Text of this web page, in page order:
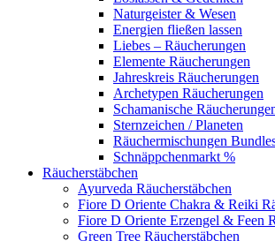
Naturgeister & Wesen
Energien fließen lassen
Liebes – Räucherungen
Elemente Räucherungen
Jahreskreis Räucherungen
Archetypen Räucherungen
Schamanische
Sternzeichen / Planeten
Räuchermischungen
Schnäppchenmarkt %
Räucherstäbchen
Ayurveda Räucherstäbchen
Fiore D Oriente Chakra & Reiki
Fiore D Oriente Erzengel & Feen
Green Tree Räucherstäbchen